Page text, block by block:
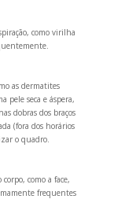
como virilha
as dermatites
pele seca e áspera,
dobras dos braços
(fora dos horários
o quadro.
como a face,
frequentes